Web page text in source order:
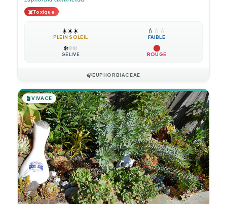
☠️Toxique
☀️☀️☀️
PLEIN SOLEIL
💧 💧 💧
FAIBLE
❄️❄️❄️
GÉLIVE ROUGE
🍃EUPHORBIACEAE
🪴VIVACE